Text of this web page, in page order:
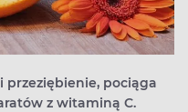
przeziębienie, pociąga
z witaminą C.